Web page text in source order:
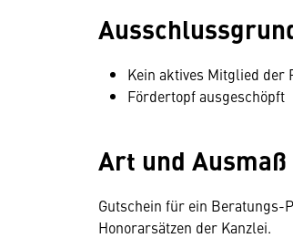
Kein aktives Mitglied der
Fördertopf ausgeschöpft
Art und
Gutschein für ein Beratungs-
Honorarsätzen der Kanzlei.